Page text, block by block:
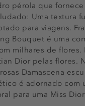
pérola que
Uma textura
para viagens.
Bouquet é uma
milhares de
Dior pelas flores.
Damascena
é adornado com
para uma Miss